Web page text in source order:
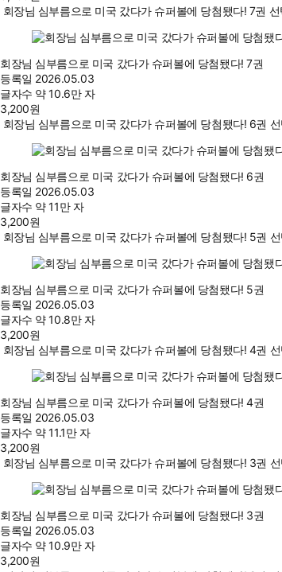
회장님 심부름으로 미국 갔다가 슈퍼볼에 당첨됐다! 7권 선
회장님 심부름으로 미국 갔다가 슈퍼볼에 당첨됐다! 7권
등록일 2026.05.03
글자수 약 10.6만 자
3,200원
회장님 심부름으로 미국 갔다가 슈퍼볼에 당첨됐다! 6권 선
회장님 심부름으로 미국 갔다가 슈퍼볼에 당첨됐다! 6권
등록일 2026.05.03
글자수 약 11만 자
3,200원
회장님 심부름으로 미국 갔다가 슈퍼볼에 당첨됐다! 5권 선
회장님 심부름으로 미국 갔다가 슈퍼볼에 당첨됐다! 5권
등록일 2026.05.03
글자수 약 10.8만 자
3,200원
회장님 심부름으로 미국 갔다가 슈퍼볼에 당첨됐다! 4권 선
회장님 심부름으로 미국 갔다가 슈퍼볼에 당첨됐다! 4권
등록일 2026.05.03
글자수 약 11.1만 자
3,200원
회장님 심부름으로 미국 갔다가 슈퍼볼에 당첨됐다! 3권 선
회장님 심부름으로 미국 갔다가 슈퍼볼에 당첨됐다! 3권
등록일 2026.05.03
글자수 약 10.9만 자
3,200원